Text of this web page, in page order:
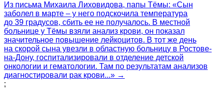
Из письма Михаила Лиховидова, папы Тёмы: «Сын
заболел в марте – у него подскочила температура
до 39 градусов, сбить ее не получалось. В местной
больнице у Тёмы взяли анализ крови, он показал
значительное повышение лейкоцитов. В тот же день
на скорой сына увезли в областную больницу в Ростове-
на-Дону, госпитализировали в отделение детской
онкологии и гематологии. Там по результатам анализов
диагностировали рак крови...» →
;